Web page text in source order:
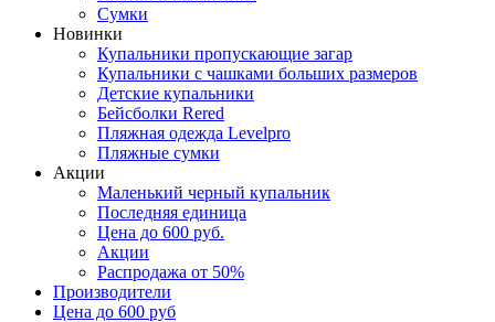
Сумки
Новинки
Купальники пропускающие загар
Купальники с чашками больших размеров
Детские купальники
Бейсболки Rered
Пляжная одежда Levelpro
Пляжные сумки
Акции
Маленький черный купальник
Последняя единица
Цена до 600 руб.
Акции
Распродажа от 50%
Производители
Цена до 600 руб